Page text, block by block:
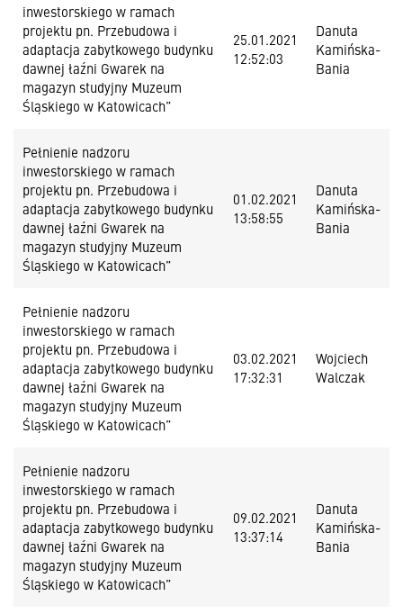
inwestorskiego w ramach
projektu pn. Przebudowa i
adaptacja zabytkowego budynku
dawnej łaźni Gwarek na
magazyn studyjny Muzeum
Śląskiego w Katowicach”
25.01.2021
12:52:03
Danuta
Kamińska-
Bania
Pełnienie nadzoru
inwestorskiego w ramach
projektu pn. Przebudowa i
adaptacja zabytkowego budynku
dawnej łaźni Gwarek na
magazyn studyjny Muzeum
Śląskiego w Katowicach”
01.02.2021
13:58:55
Danuta
Kamińska-
Bania
Pełnienie nadzoru
inwestorskiego w ramach
projektu pn. Przebudowa i
adaptacja zabytkowego budynku
dawnej łaźni Gwarek na
magazyn studyjny Muzeum
Śląskiego w Katowicach”
03.02.2021
17:32:31
Wojciech
Walczak
Pełnienie nadzoru
inwestorskiego w ramach
projektu pn. Przebudowa i
adaptacja zabytkowego budynku
dawnej łaźni Gwarek na
magazyn studyjny Muzeum
Śląskiego w Katowicach”
09.02.2021
13:37:14
Danuta
Kamińska-
Bania